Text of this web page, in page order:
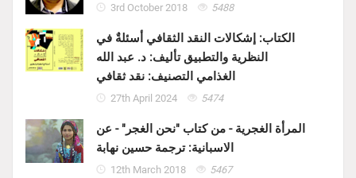
3rd October 2018 5488
الكتاب: إشكالات النقد الثقافي أسئلةٌ في
النظرية والتطبيق تأليف: د. عبد الله
الغذامي التصنيف: نقد ثقافي
27th April 2024 5474
المرأة الغجرية - من كتاب "نحن الغجر" - عن
الاسبانية: ترجمة حسين نهابة
12th March 2018 5467